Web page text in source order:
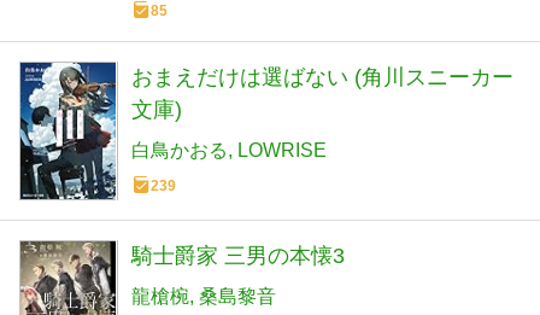
85
おまえだけは選ばない (角川スニーカー
文庫)
白鳥かおる LOWRISE
239
騎士爵家 三男の本懐3
龍槍椀 桑島黎音